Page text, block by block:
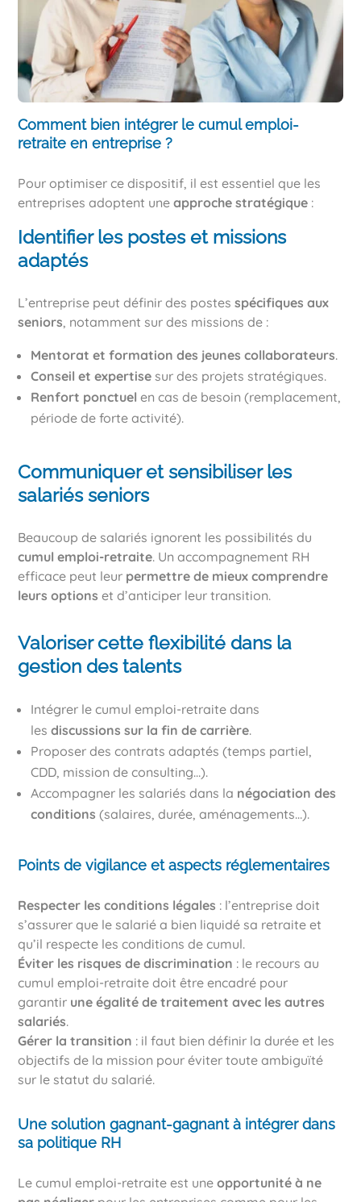
Comment bien intégrer le cumul emploi-
retraite en entreprise ?
Pour optimiser ce dispositif, il est essentiel que les
entreprises adoptent uneapproche stratégique :
Identifier les postes et missions
adaptés
L’entreprise peut définir des postesspécifiques aux
seniors, notamment sur des missions de :
Mentorat et formation des jeunes collaborateurs.
Conseil et expertise sur des projets stratégiques.
Renfort ponctuel en cas de besoin (remplacement,
période de forte activité).
Communiquer et sensibiliser les
salariés seniors
Beaucoup de salariés ignorent les possibilités du
cumul emploi-retraite. Un accompagnement RH
efficace peut leur permettre de mieux comprendre
leurs options et d’anticiper leur transition.
Valoriser cette flexibilité dans la
gestion des talents
Intégrer le cumul emploi-retraite dans
lesdiscussions sur la fin de carrière.
Proposer des contrats adaptés (temps partiel,
CDD, mission de consulting…).
Accompagner les salariés dans la négociation des
conditions (salaires, durée, aménagements…).
Points de vigilance et aspects réglementaires
Respecter les conditions légales : l’entreprise doit
s’assurer que le salarié a bien liquidé sa retraite et
qu’il respecte les conditions de cumul.
Éviter les risques de discrimination : le recours au
cumul emploi-retraite doit être encadré pour
garantir une égalité de traitement avec les autres
salariés.
Gérer la transition : il faut bien définir la durée et les
objectifs de la mission pour éviter toute ambiguïté
sur le statut du salarié.
Une solution gagnant-gagnant à intégrer dans
sa politique RH
Le cumul emploi-retraite est uneopportunité à ne